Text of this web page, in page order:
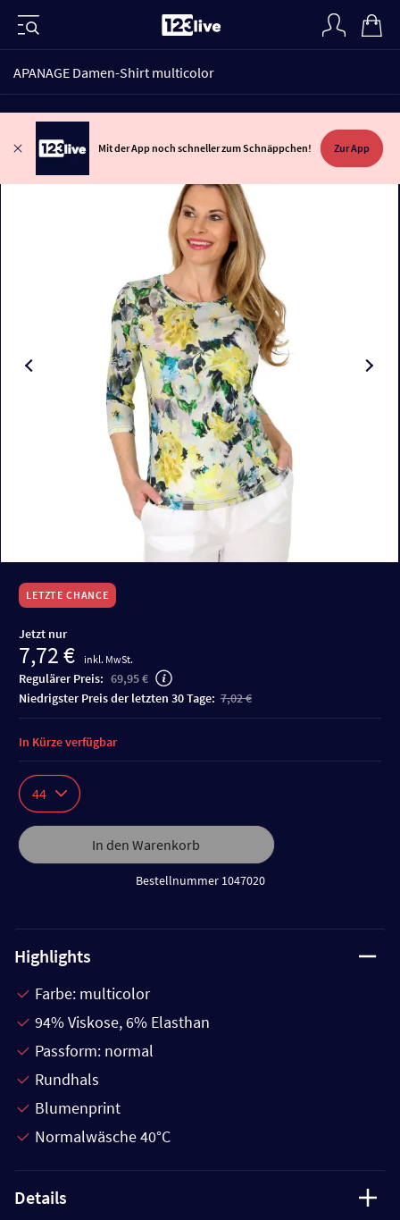
APANAGE Damen-Shirt multicolor
Mit der App noch schneller zum Schnäppchen! Zur App
LETZTE CHANCE
Jetzt nur
7,72 € inkl. MwSt.
Regulärer Preis: 69,95 €
niedrigster Preis der letzten 30 Tage: 7,02 €
44
In den Warenkorb
Bestellnummer 1047020
In Kürze verfügbar
Highlights
Farbe: multicolor
94% Viskose, 6% Elasthan
Passform: normal
Rundhals
Blumenprint
Normalwäsche 40°C
Details